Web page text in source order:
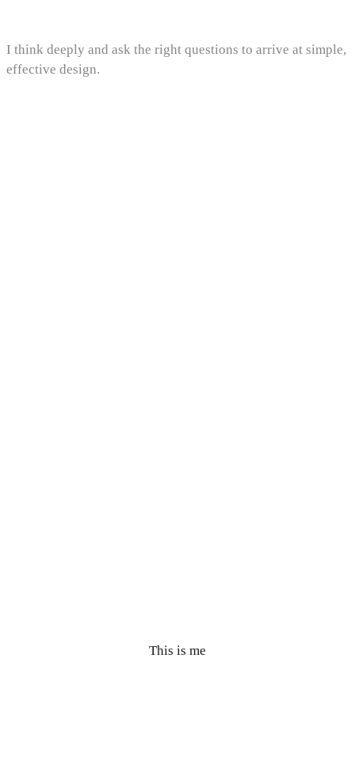
I think deeply and ask the right questions to arrive at simple,
effective design.
This is me